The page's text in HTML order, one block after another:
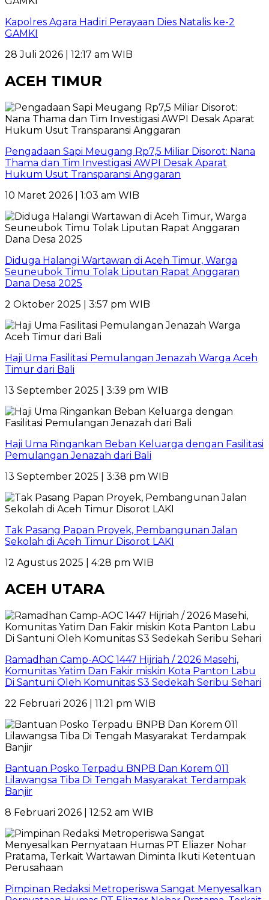
Kapolres Agara Hadiri Perayaan Dies Natalis ke-2
GAMKI
28 Juli 2026 | 12:17 am WIB
ACEH TIMUR
Pengadaan Sapi Meugang Rp7,5 Miliar Disorot: Nana
Thama dan Tim Investigasi AWPI Desak Aparat
Hukum Usut Transparansi Anggaran
10 Maret 2026 | 1:03 am WIB
Diduga Halangi Wartawan di Aceh Timur, Warga
Seuneubok Timu Tolak Liputan Rapat Anggaran
Dana Desa 2025
2 Oktober 2025 | 3:57 pm WIB
Haji Uma Fasilitasi Pemulangan Jenazah Warga Aceh
Timur dari Bali
13 September 2025 | 3:39 pm WIB
Haji Uma Ringankan Beban Keluarga dengan Fasilitasi
Pemulangan Jenazah dari Bali
13 September 2025 | 3:38 pm WIB
Tak Pasang Papan Proyek, Pembangunan Jalan
Sekolah di Aceh Timur Disorot LAKI
12 Agustus 2025 | 4:28 pm WIB
ACEH UTARA
Ramadhan Camp-AOC 1447 Hijriah / 2026 Masehi,
Komunitas Yatim Dan Fakir miskin Kota Panton Labu
Di Santuni Oleh Komunitas S3 Sedekah Seribu Sehari
22 Februari 2026 | 11:21 pm WIB
Bantuan Posko Terpadu BNPB Dan Korem 011
Lilawangsa Tiba Di Tengah Masyarakat Terdampak
Banjir
8 Februari 2026 | 12:52 am WIB
Pimpinan Redaksi Metroperiswa Sangat Menyesalkan